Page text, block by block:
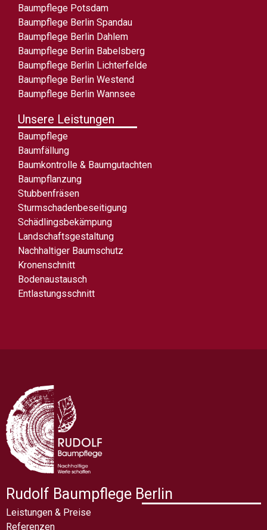
Baumpflege Potsdam
Baumpflege Berlin Spandau
Baumpflege Berlin Dahlem
Baumpflege Berlin Babelsberg
Baumpflege Berlin Lichterfelde
Baumpflege Berlin Westend
Baumpflege Berlin Wannsee
Unsere Leistungen
Baumpflege
Baumfällung
Baumkontrolle & Baumgutachten
Baumpflanzung
Stubbenfräsen
Sturmschadenbeseitigung
Schädlingsbekämpung
Landschaftsgestaltung
Nachhaltiger Baumschutz
Kronenschnitt
Bodenaustausch
Entlastungsschnitt
Rudolf Baumpflege Berlin
Leistungen & Preise
Referenzen